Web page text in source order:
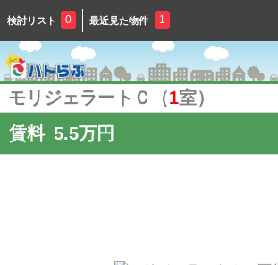
検討リスト 0 最近見た物件 1
モリジェラートＣ（1室）
賃料 5.5万円